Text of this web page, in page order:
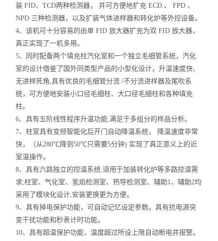
装 FID、TCD两种检测器， 并可方便地扩充 ECD 、 FPD 、
NPD 三种检测器，以及扩装气体进样器和转化炉等外控设备。
4、该机可十分容易的由单 FID 放大器扩充为双 FID 放大器，
真正实现了一机多用。
5、同时配备两个填充柱汽化室和一个独立毛细管系统，汽化
室的设计借鉴了国外同类型产品的小型化设计，升温速度快、
无进样死角,具有优良的毛细管分流 /不分流进样器及尾吹系
统，可方便地安装小口径毛细柱、大口径毛细柱和各种填充
柱。
6、具有五阶线性程序升温功能,满足于多组分的样品分析。
7、柱室具有变频智能化后开门自动降温系统， 降温速度非常
快，（从280℃降到50℃只需要5分钟) 实现了真正意义上的近
室温操作。
8、具有六路独立的控温系统.适用于加装转化炉等多路控温需
求;柱室、气化室、氢焰检测室、热导检测室、辅助1、辅助2均
采用了模块化设计,安装更换更为方便。
9、具有掉电保护功能，可自动记忆设定参数。具有抗电源突
变干扰功能和秒表计时功能。
10、具有超温保护功能，温度超过所设上限自动断电并报警。